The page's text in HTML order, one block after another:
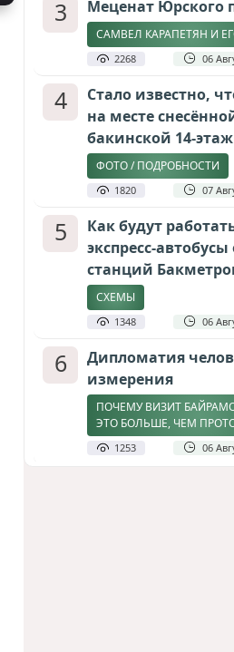
3 Меценат Юрского
САМВЕЛ КАРАПЕТЯН И
2268 06
4
Стало известно,
на месте
бакинской 14-
ФОТО / ПОДРОБНОСТИ
1820 07
5
Как будут
экспресс-автобусы
станций
СХЕМЫ
1348 06
6
Дипломатия
измерения
ПОЧЕМУ ВИЗИТ
ЭТО БОЛЬШЕ, ЧЕМ
1253 06